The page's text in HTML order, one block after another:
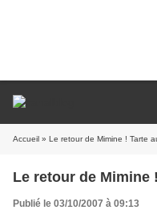
Accueil » Le retour de Mimine ! Tarte
Le retour de Mimine
Publié le 03/10/2007 à 09:13